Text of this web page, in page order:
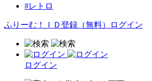
#レトロ
ふりーむ！ＩＤ登録（無料） ログイン
ログイン